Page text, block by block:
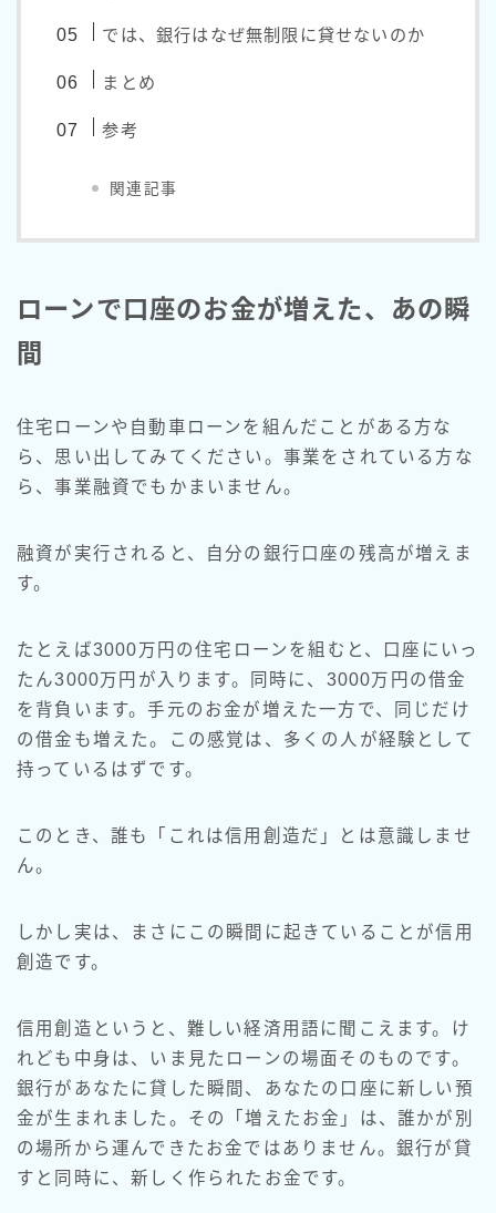
では、銀行はなぜ無制限に貸せないのか
まとめ
参考
関連記事
ローンで口座のお金が増えた、あの瞬
間
住宅ローンや自動車ローンを組んだことがある方な
ら、思い出してみてください。事業をされている方な
ら、事業融資でもかまいません。
融資が実行されると、自分の銀行口座の残高が増えま
す。
たとえば3000万円の住宅ローンを組むと、口座にいっ
たん3000万円が入ります。同時に、3000万円の借金
を背負います。手元のお金が増えた一方で、同じだけ
の借金も増えた。この感覚は、多くの人が経験として
持っているはずです。
このとき、誰も「これは信用創造だ」とは意識しませ
ん。
しかし実は、まさにこの瞬間に起きていることが信用
創造です。
信用創造というと、難しい経済用語に聞こえます。け
れども中身は、いま見たローンの場面そのものです。
銀行があなたに貸した瞬間、あなたの口座に新しい預
金が生まれました。その「増えたお金」は、誰かが別
の場所から運んできたお金ではありません。銀行が貸
すと同時に、新しく作られたお金です。